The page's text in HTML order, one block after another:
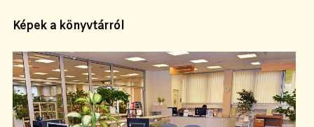
Képek a könyvtárról